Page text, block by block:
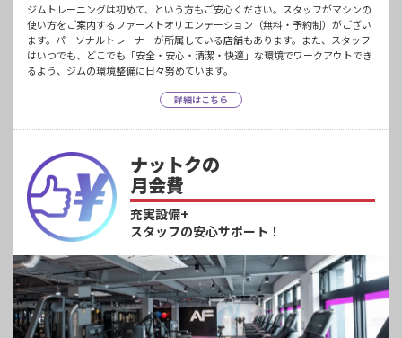
ジムトレーニングは初めて、という方もご安心ください。スタッフがマシンの
使い方をご案内するファーストオリエンテーション（無料・予約制）がござい
ます。パーソナルトレーナーが所属している店舗もあります。また、スタッフ
はいつでも、どこでも「安全・安心・清潔・快適」な環境でワークアウトでき
るよう、ジムの環境整備に日々努めています。
詳細はこちら
ナットクの
月会費
充実設備+
スタッフの安心サポート！